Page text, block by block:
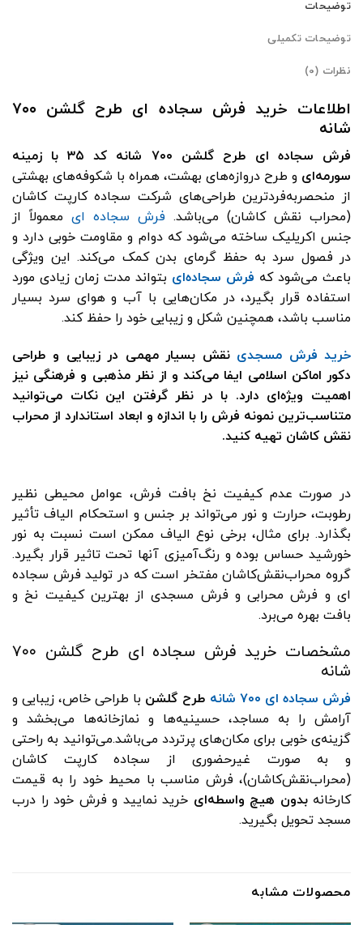
توضیحات
توضیحات تکمیلی
نظرات (0)
اطلاعات خرید فرش سجاده ای طرح گلشن ۷۰۰
شانه
فرش سجاده ای طرح گلشن ۷۰۰ شانه کد ۳۵ با زمینه
سورمه‌ای و طرح دروازه‌های بهشت، همراه با شکوفه‌های بهشتی
از منحصر‌به‌فردترین طراحی‌های شرکت سجاده کارپت کاشان
(محراب‌ نقش‌ کاشان) می‌باشد. فرش‌ سجاده‌ ای معمولاً از
جنس اکریلیک ساخته می‌شود که دوام و مقاومت خوبی دارد و
در فصول سرد به حفظ گرمای بدن کمک می‌کند. این ویژگی‌
باعث می‌شود که فرش سجاده‌ای بتواند مدت زمان زیادی مورد
استفاده قرار بگیرد، در مکان‌هایی با آب و هوای سرد بسیار
مناسب باشد، همچنین شکل و زیبایی خود را حفظ کند.
خرید فرش‌ مسجدی نقش بسیار مهمی در زیبایی و طراحی
دکور اماکن اسلامی ایفا می‌کند و از نظر مذهبی و فرهنگی نیز
اهمیت ویژه‌ای دارد. با در نظر گرفتن این نکات می‌توانید
متناسب‌ترین نمونه فرش را با اندازه و ابعاد استاندارد از محراب‌
نقش‌ کاشان تهیه کنید.
در صورت عدم کیفیت نخ بافت فرش، عوامل محیطی نظیر
رطوبت، حرارت و نور می‌تواند بر جنس و استحکام الیاف تأثیر
بگذارد. برای مثال، برخی نوع الیاف ممکن است نسبت به نور
خورشید حساس بوده و رنگ‌آمیزی آنها تحت تاثیر قرار بگیرد.
گروه محراب‌نقش‌کاشان مفتخر است که در تولید فرش‌ سجاده
ای و فرش محرابی و فرش مسجدی از بهترین کیفیت نخ و
بافت بهره می‌برد.
مشخصات خرید فرش سجاده ای طرح گلشن ۷۰۰
شانه
فرش سجاده ای ۷۰۰ شانه طرح گلشن با طراحی خاص، زیبایی و
آرامش را به مساجد، حسینیه‌ها و نمازخانه‌ها می‌بخشد و
گزینه‌ی خوبی برای مکان‌های پرتردد می‌باشد.می‌توانید به راحتی
و به صورت غیرحضوری از سجاده کارپت کاشان
(محراب‌نقش‌کاشان)، فرش مناسب با محیط خود را به قیمت
کارخانهبدون هیچ واسطه‌ای خرید نمایید و فرش خود را درب
مسجد تحویل بگیرید.
محصولات مشابه